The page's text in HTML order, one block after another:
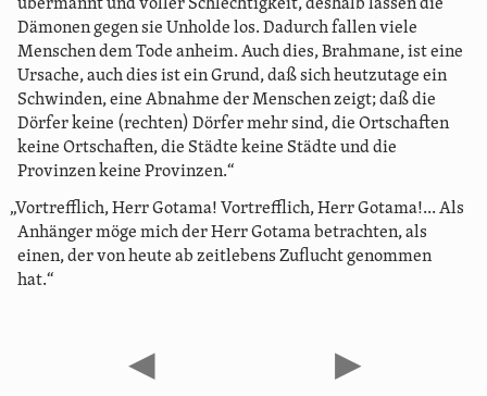
übermannt und voller Schlechtigkeit, deshalb lassen die
Dämonen gegen sie Unholde los. Dadurch fallen viele
Menschen dem Tode anheim. Auch dies, Brahmane, ist eine
Ursache, auch dies ist ein Grund, daß sich heutzutage ein
Schwinden, eine Abnahme der Menschen zeigt; daß die
Dörfer keine (rechten) Dörfer mehr sind, die Ortschaften
keine Ortschaften, die Städte keine Städte und die
Provinzen keine Provinzen.“
„Vortrefflich, Herr Gotama! Vortrefflich, Herr Gotama!... Als
Anhänger möge mich der Herr Gotama betrachten, als
einen, der von heute ab zeitlebens Zuflucht genommen
hat.“
◀ ▶